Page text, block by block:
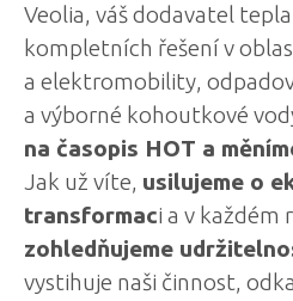
Veolia, váš dodavatel
kompletních řešení v
a elektromobility,
a výborné kohoutkové
na časopis HOT a
Jak už víte, usilujeme o
transformaci a v
zohledňujeme
vystihuje naši činnost,